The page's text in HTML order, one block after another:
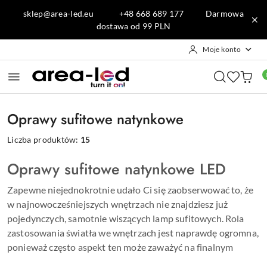
Przejdź do treści głównej
Przejdź do wyszukiwarki
Przejdź do moje konto
Przejdź do menu głównego
Przejdź do stopki
sklep@area-led.eu +48 668 689 177 Darmowa
dostawa od 99 PLN
Moje konto
Oprawy sufitowe natynkowe
Liczba produktów: 15
Oprawy sufitowe natynkowe LED
Zapewne niejednokrotnie udało Ci się zaobserwować to, że
w najnowocześniejszych wnętrzach nie znajdziesz już
pojedynczych, samotnie wiszących lamp sufitowych. Rola
zastosowania światła we wnętrzach jest naprawdę ogromna,
ponieważ często aspekt ten może zaważyć na finalnym